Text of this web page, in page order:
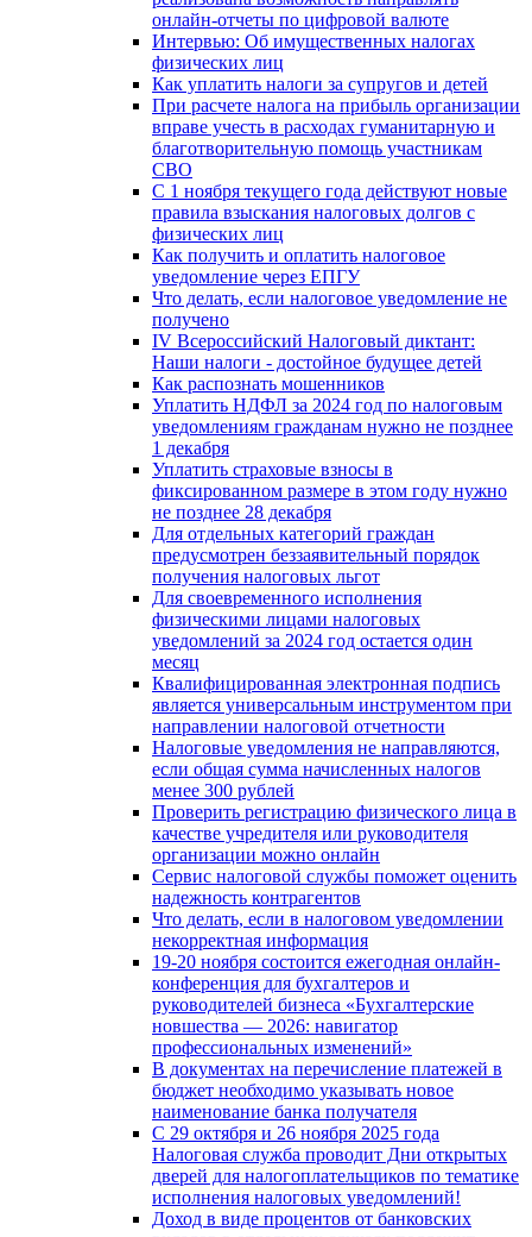
онлайн-отчеты по цифровой валюте
Интервью: Об имущественных налогах
физических лиц
Как уплатить налоги за супругов и детей
При расчете налога на прибыль организации
вправе учесть в расходах гуманитарную и
благотворительную помощь участникам
СВО
С 1 ноября текущего года действуют новые
правила взыскания налоговых долгов с
физических лиц
Как получить и оплатить налоговое
уведомление через ЕПГУ
Что делать, если налоговое уведомление не
получено
IV Всероссийский Налоговый диктант:
Наши налоги - достойное будущее детей
Как распознать мошенников
Уплатить НДФЛ за 2024 год по налоговым
уведомлениям гражданам нужно не позднее
1 декабря
Уплатить страховые взносы в
фиксированном размере в этом году нужно
не позднее 28 декабря
Для отдельных категорий граждан
предусмотрен беззаявительный порядок
получения налоговых льгот
Для своевременного исполнения
физическими лицами налоговых
уведомлений за 2024 год остается один
месяц
Квалифицированная электронная подпись
является универсальным инструментом при
направлении налоговой отчетности
Налоговые уведомления не направляются,
если общая сумма начисленных налогов
менее 300 рублей
Проверить регистрацию физического лица в
качестве учредителя или руководителя
организации можно онлайн
Сервис налоговой службы поможет оценить
надежность контрагентов
Что делать, если в налоговом уведомлении
некорректная информация
19-20 ноября состоится ежегодная онлайн-
конференция для бухгалтеров и
руководителей бизнеса «Бухгалтерские
новшества — 2026: навигатор
профессиональных изменений»
В документах на перечисление платежей в
бюджет необходимо указывать новое
наименование банка получателя
С 29 октября и 26 ноября 2025 года
Налоговая служба проводит Дни открытых
дверей для налогоплательщиков по тематике
исполнения налоговых уведомлений!
Доход в виде процентов от банковских